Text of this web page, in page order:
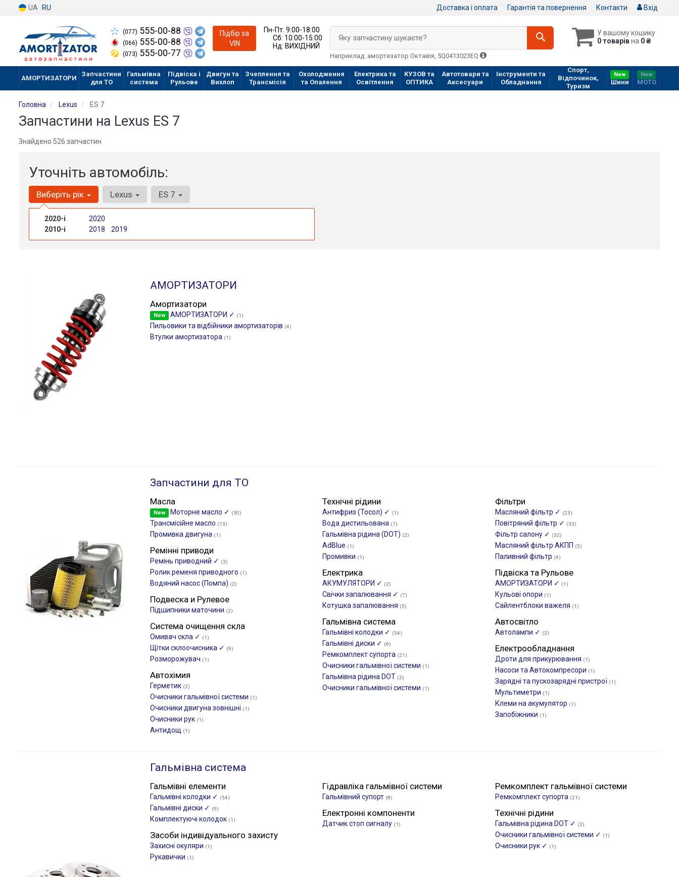
UA RU Доставка і оплата Гарантія та повернення Контакти Вхід
(077) 555-00-88
(066) 555-00-88
(073) 555-00-77
Підбір за
VIN
Пн-Пт:9:00-18:00
Сб: 10:00-15:00
Нд: ВИХІДНИЙ
У вашому кошику
0 товарівна 0 ₴
Яку запчастину шукаєте?
Наприклад: амортизатор Октавія, 5Q0413023EQ
АМОРТИЗАТОРИ
Запчастини
для ТО
Гальмівна
система
Підвіска і
Рульове
Двигун та
Вихлоп
Зчеплення та
Трансмісія
Охолодження
та Опалення
Електрика та
Освітлення
КУЗОВ та
ОПТИКА
Автотовари та
Аксесуари
Інструменти та
Обладнання
Спорт,
Відпочинок,
Туризм
New
Шини
New
МOTO
Головна Lexus ES 7
Запчастини на Lexus ES 7
Знайдено 526 запчастин
Уточніть автомобіль:
Виберіть рік
2020-і
2020
2010-і
2018 2019
Lexus ES 7
АМОРТИЗАТОРИ
Амортизатори
New АМОРТИЗАТОРИ ✓ (1)
Пильовики та відбійники амортизаторів (4)
Втулки амортизатора (1)
Запчастини для ТО
Масла
New Моторне масло ✓ (30)
Трансмісійне масло (13)
Промивка двигуна (1)
Технічні рідини
Антифриз (Тосол) ✓ (1)
Вода дистильована (1)
Гальмівна рідина (DOT) (2)
AdBlue (1)
Промивки (1)
Фільтри
Масляний фільтр ✓ (23)
Повітряний фільтр ✓ (33)
Фільтр салону ✓ (32)
Масляний фільтр АКПП (5)
Паливний фільтр (4)
Ремінні приводи
Ремінь приводний ✓ (3)
Ролик ременя приводного (1)
Водяний насос (Помпа) (2)
Електрика
АКУМУЛЯТОРИ ✓ (2)
Свічки запалювання ✓ (7)
Котушка запалювання (5)
Підвіска та Рульове
АМОРТИЗАТОРИ ✓ (1)
Кульові опори (1)
Сайлентблоки важеля (1)
Подвеска и Рулевое
Підшипники маточини (2)
Гальмівна система
Гальмівні колодки ✓ (54)
Гальмівні диски ✓ (9)
Ремкомплект супорта (21)
Очисники гальмівної системи (1)
Гальмівна рідина DOT (2)
Очисники гальмівної системи (1)
Автосвітло
Автолампи ✓ (2)
Система очищення скла
Омивач скла ✓ (1)
Щітки склоочиcника ✓ (9)
Розморожувач (1)
Електрообладнання
Дроти для прикурювання (1)
Насоси та Автокомпресори (1)
Зарядні та пускозарядні пристрої (1)
Мультиметри (1)
Клеми на акумулятор (1)
Запобіжники (1)
Автохімия
Герметик (2)
Очисники гальмівної системи (1)
Очисники двигуна зовнішні (1)
Очисники рук (1)
Антидощ (1)
Гальмівна система
Гальмівні елементи
Гальмівні колодки ✓ (54)
Гальмівні диски ✓ (9)
Комплектуючі колодок (1)
Гідравліка гальмівної системи
Гальмівний супорт (8)
Ремкомплект гальмівної системи
Ремкомплект супорта (21)
Електронні компоненти
Датчик стоп сигналу (1)
Технічні рідини
Гальмівна рідина DOT ✓ (2)
Очисники гальмівної системи ✓ (1)
Очисники рук ✓ (1)
Засоби індивідуального захисту
Захисні окуляри (1)
Рукавички (1)